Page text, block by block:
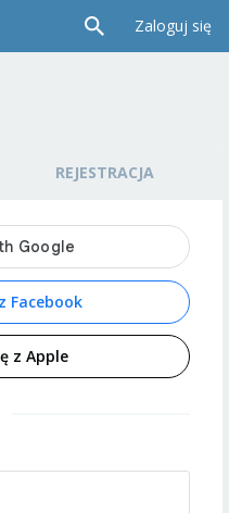
Zaloguj się
REJESTRACJA
Facebook
z Apple